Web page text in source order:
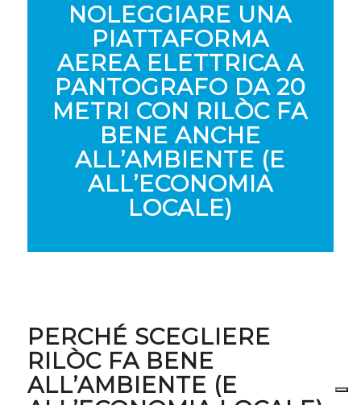
NOLEGGIARE UNA
PIATTAFORMA
AEREA ELETTRICA A
PANTOGRAFO DA 20
METRI CON RILÒC FA
BENE ANCHE
ALL’AMBIENTE (E
ALL’ECONOMIA
LOCALE)
PERCHÉ SCEGLIERE
RILÒC FA BENE
ALL’AMBIENTE (E